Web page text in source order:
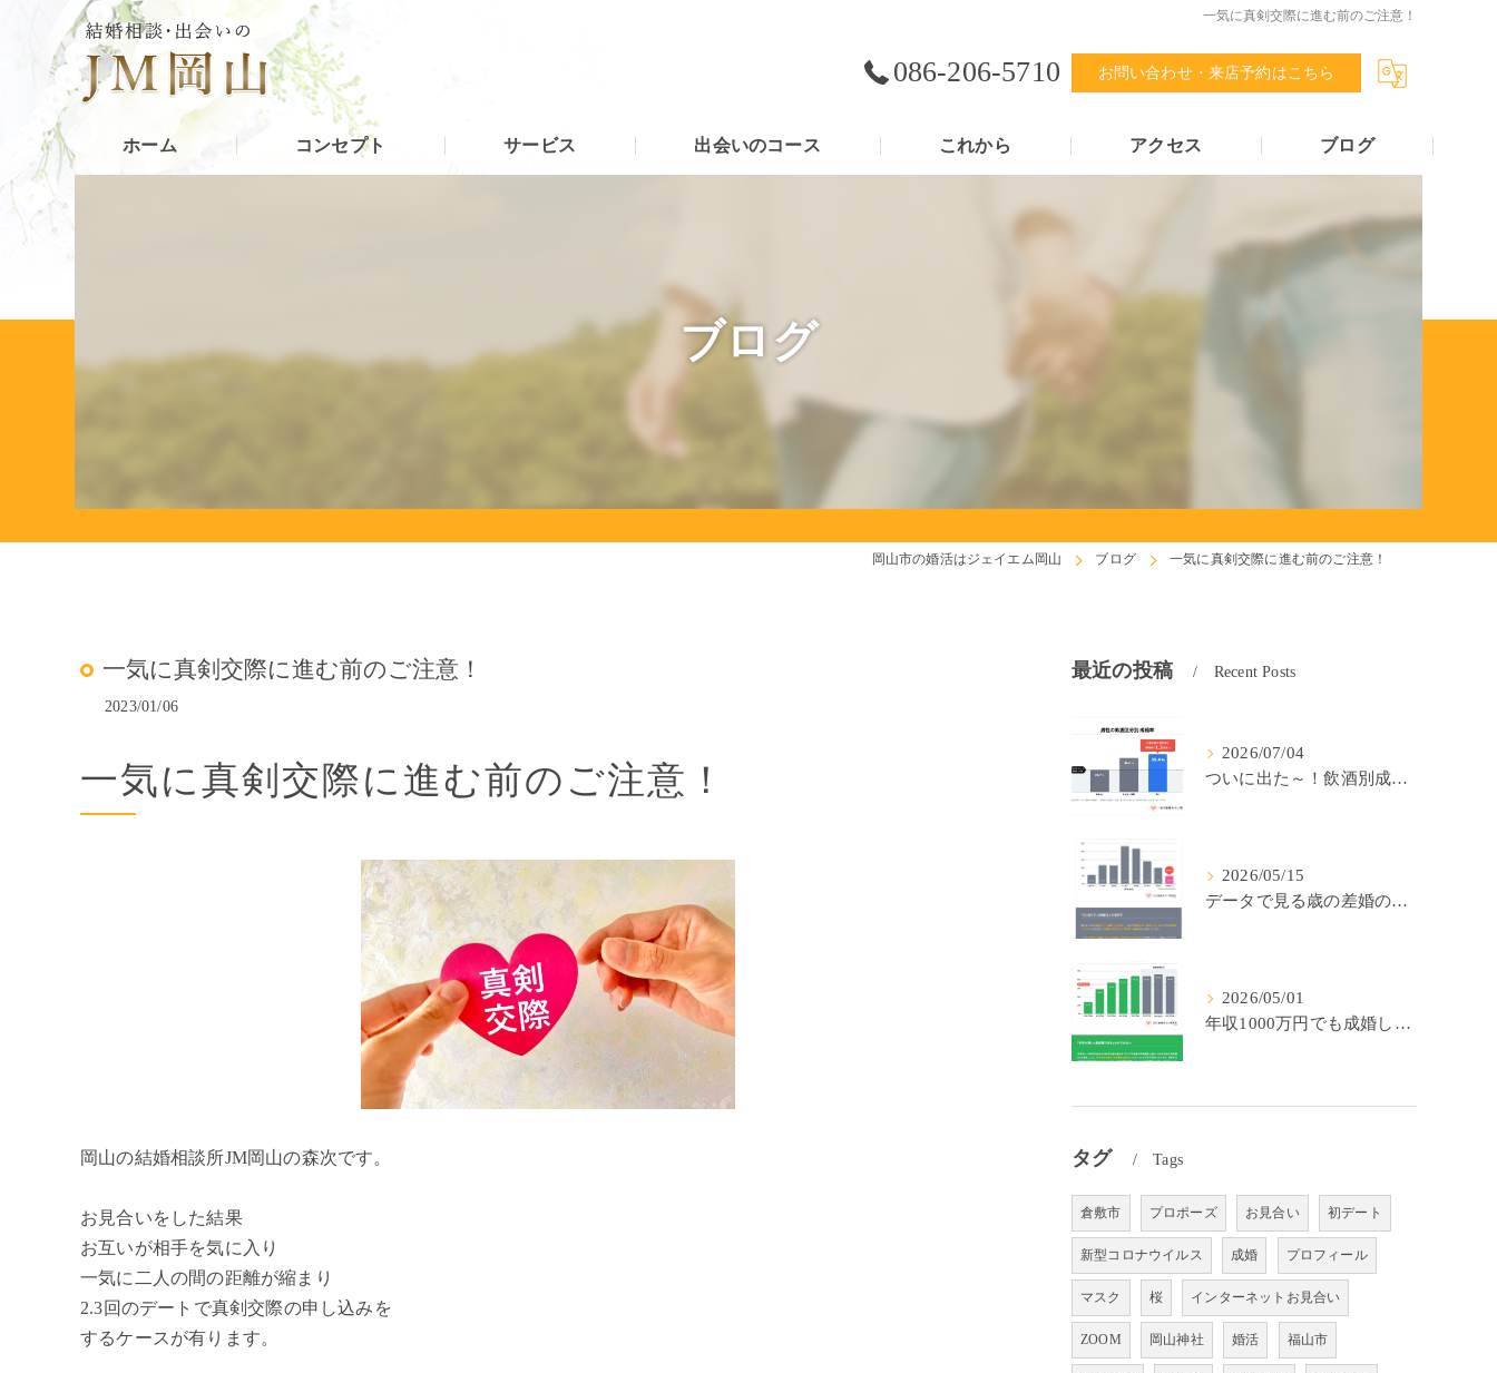
一気に真剣交際に進む前のご注意！
086-206-5710 お問い合わせ・来店予約はこちら
ホーム コンセプト サービス 出会いのコース これから アクセス ブログ
ブログ
岡山市の婚活はジェイエム岡山 ブログ 一気に真剣交際に進む前のご注意！
一気に真剣交際に進む前のご注意！
2023/01/06
一気に真剣交際に進む前のご注意！
岡山の結婚相談所JM岡山の森次です。
お見合いをした結果
お互いが相手を気に入り
一気に二人の間の距離が縮まり
2.3回のデートで真剣交際の申し込みを
するケースが有ります。
最近の投稿 Recent Posts
2026/07/04
ついに出た～！飲酒別成婚率(IBJ)！
2026/05/15
データで見る歳の差婚の確率の低さ。
2026/05/01
年収1000万円でも成婚しやすいとは限らない? 「年収帯別の成婚率」のリアル
タグ Tags
倉敷市 プロポーズ お見合い 初デート
新型コロナウイルス 成婚 プロフィール
マスク 桜 インターネットお見合い
ZOOM 岡山神社 婚活 福山市